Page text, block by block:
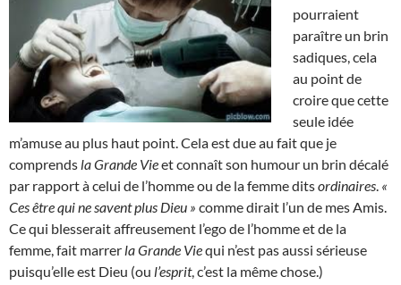
pourraient
paraître un brin
sadiques, cela
au point de
croire que cette
seule idée
m’amuse au plus haut point. Cela est due au fait que je
comprends la Grande Vieet connaît son humour un brin décalé
par rapport à celui de l’homme ou de la femme ditsordinaires «
Ces être qui ne savent plus Dieu » comme dirait l’un de mes Amis.
Ce qui blesserait affreusement l’ego de l’homme et de la
femme, fait marrer la Grande Viequi n’est pas aussi sérieuse
puisqu’elle est Dieu (ou l’esprit, c’est la même chose.)